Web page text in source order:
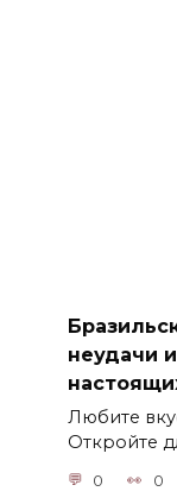
неудачи
Любите
Откройте
0 0